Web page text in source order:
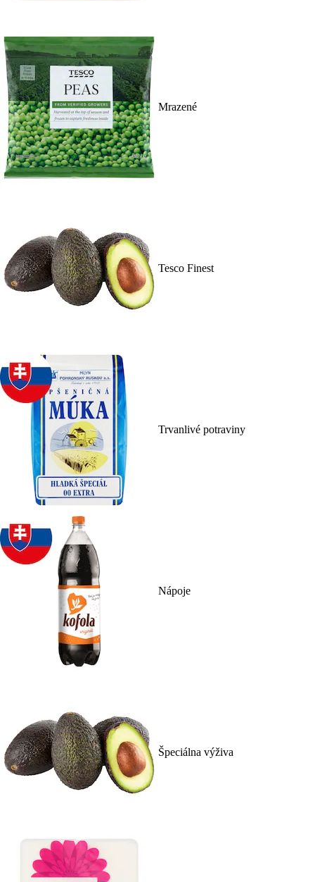
Mrazené
Tesco Finest
Trvanlivé potraviny
Nápoje
Špeciálna výživa